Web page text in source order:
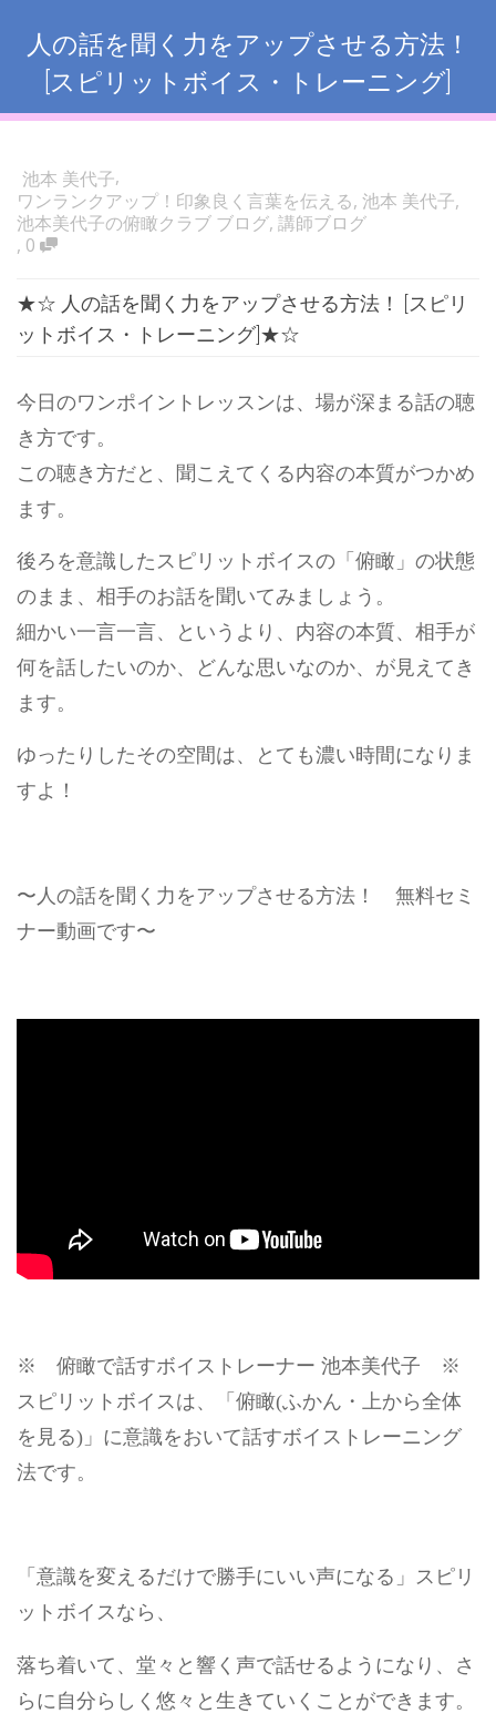
人の話を聞く力をアップさせる方法！
[スピリットボイス・トレーニング]
池本 美代子,
ワンランクアップ！印象良く言葉を伝える, 池本 美代子,
池本美代子の俯瞰クラブ ブログ, 講師ブログ
, 0
★☆ 人の話を聞く力をアップさせる方法！ [スピリ
ットボイス・トレーニング]★☆
今日のワンポイントレッスンは、場が深まる話の聴
き方です。
この聴き方だと、聞こえてくる内容の本質がつかめ
ます。
後ろを意識したスピリットボイスの「俯瞰」の状態
のまま、相手のお話を聞いてみましょう。
細かい一言一言、というより、内容の本質、相手が
何を話したいのか、どんな思いなのか、が見えてき
ます。
ゆったりしたその空間は、とても濃い時間になりま
すよ！
〜人の話を聞く力をアップさせる方法！ 無料セミ
ナー動画です〜
※ 俯瞰で話すボイストレーナー 池本美代子 ※
スピリットボイスは、「俯瞰(ふかん・上から全体
を見る)」に意識をおいて話すボイストレーニング
法です。
「意識を変えるだけで勝手にいい声になる」スピリ
ットボイスなら、
落ち着いて、堂々と響く声で話せるようになり、さ
らに自分らしく悠々と生きていくことができます。